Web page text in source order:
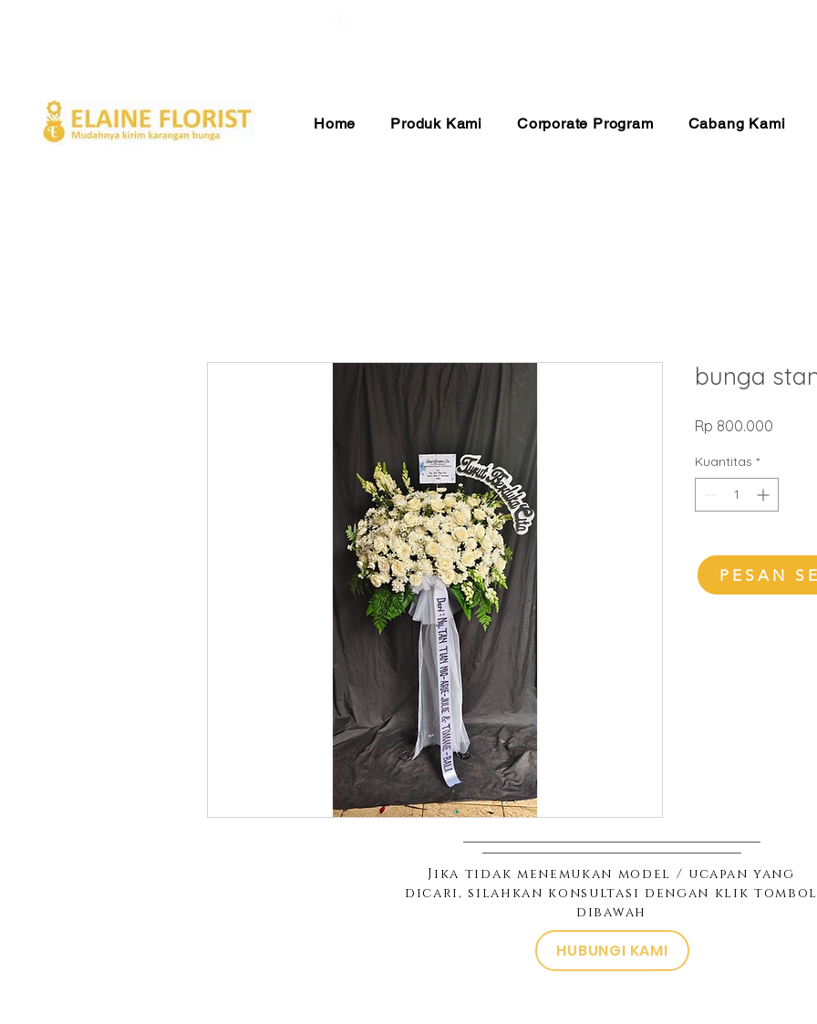
Home Produk Kami Corporate Program Cabang Kami
bunga
Rp 800.000
Kuantitas *
PESAN
Jika tidak menemukan model / ucapan yang
dicari, silahkan konsultasi dengan klik tombol
dibawah
HUBUNGI KAMI